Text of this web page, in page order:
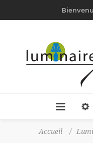
Accueil /